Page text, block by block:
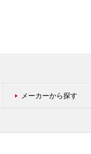
メーカーから探す